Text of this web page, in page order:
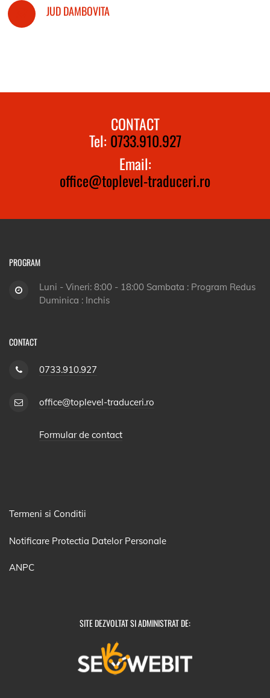
JUD DAMBOVITA
CONTACT
Tel: 0733.910.927
Email:
office@toplevel-traduceri.ro
PROGRAM
Luni - Vineri: 8:00 - 18:00 Sambata : Program Redus
Duminica : Inchis
CONTACT
0733.910.927
office@toplevel-traduceri.ro
Formular de contact
Termeni si Conditii
Notificare Protectia Datelor Personale
ANPC
SITE DEZVOLTAT SI ADMINISTRAT DE: